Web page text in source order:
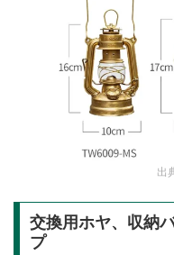
出
交換用ホヤ、収納
プ